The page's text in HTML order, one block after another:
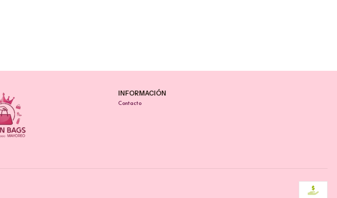
INFORMACIÓN
Contacto